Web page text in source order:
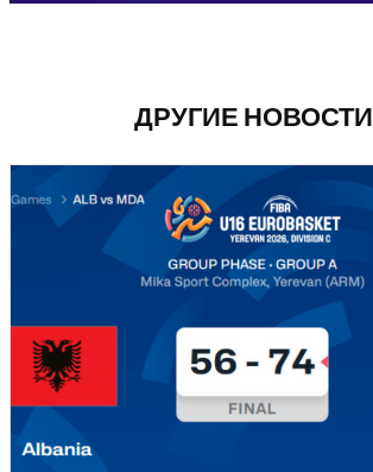
ДРУГИЕ НОВОСТИ